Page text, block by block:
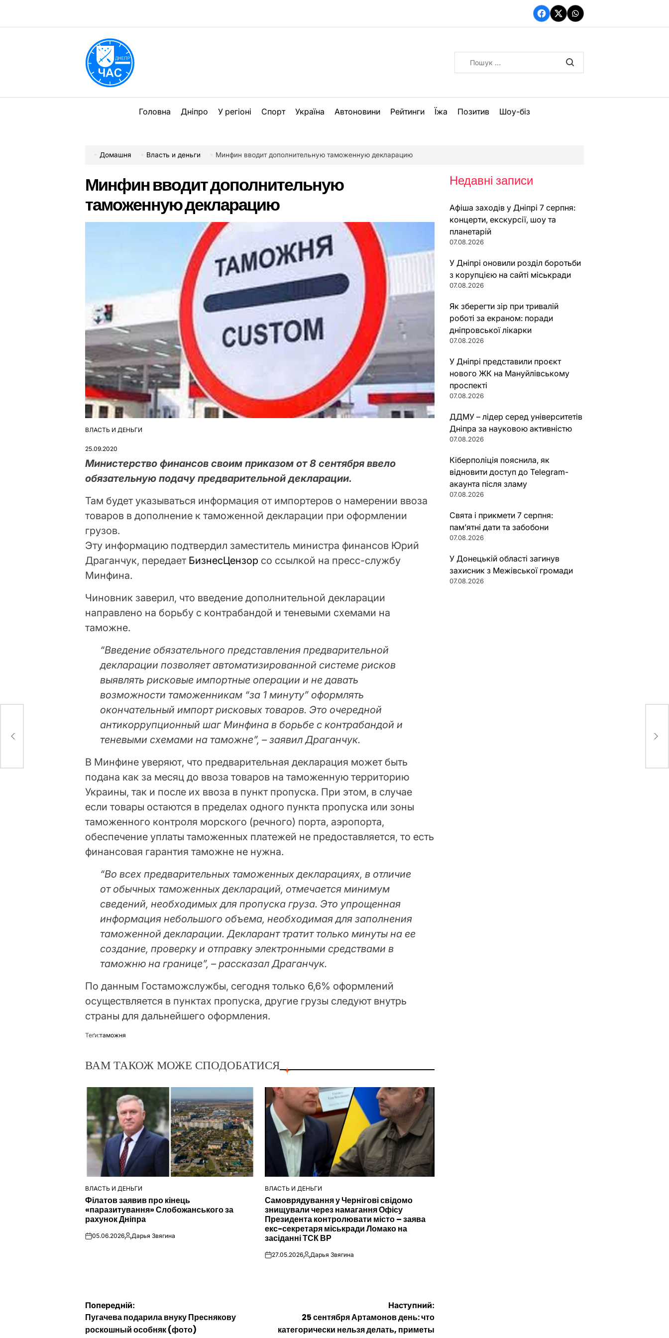
вмісту
Facebook
TwitterWhatsApp
Головна Дніпро У регіоні Спорт Україна Автоновини Рейтинги Їжа Позитив Шоу-біз
Домашня Власть и деньги Минфин вводит дополнительную таможенную декларацию
Минфин вводит дополнительную
таможенную декларацию
ОПУБЛІКУВАТИ
ВЛАСТЬ И ДЕНЬГИ
25.09.2020
Министерство финансов своим приказом от 8 сентября ввело
обязательную подачу предварительной декларации.
Там будет указываться информация от импортеров о намерении ввоза
товаров в дополнение к таможенной декларации при оформлении
грузов.
Эту информацию подтвердил заместитель министра финансов Юрий
Драганчук, передает БизнесЦензор со ссылкой на пресс-службу
Минфина.
Чиновник заверил, что введение дополнительной декларации
направлено на борьбу с контрабандой и теневыми схемами на
таможне.
“Введение обязательного представления предварительной
декларации позволяет автоматизированной системе рисков
выявлять рисковые импортные операции и не давать
возможности таможенникам “за 1 минуту” оформлять
окончательный импорт рисковых товаров. Это очередной
антикоррупционный шаг Минфина в борьбе с контрабандой и
теневыми схемами на таможне”, – заявил Драганчук.
В Минфине уверяют, что предварительная декларация может быть
подана как за месяц до ввоза товаров на таможенную территорию
Украины, так и после их ввоза в пункт пропуска. При этом, в случае
если товары остаются в пределах одного пункта пропуска или зоны
таможенного контроля морского (речного) порта, аэропорта,
обеспечение уплаты таможенных платежей не предоставляется, то есть
финансовая гарантия таможне не нужна.
“Во всех предварительных таможенных декларациях, в отличие
от обычных таможенных деклараций, отмечается минимум
сведений, необходимых для пропуска груза. Это упрощенная
информация небольшого объема, необходимая для заполнения
таможенной декларации. Декларант тратит только минуты на ее
создание, проверку и отправку электронными средствами в
таможню на границе”, – рассказал Драганчук.
По данным Гостаможслужбы, сегодня только 6,6% оформлений
осуществляется в пунктах пропуска, другие грузы следуют внутрь
страны для дальнейшего оформления.
Теґи:таможня
ВАМ ТАКОЖ МОЖЕ СПОДОБАТИСЯ
ОПУБЛІКУВАТИ
У
ВЛАСТЬ И ДЕНЬГИ
Філатов заявив про кінець
«паразитування» Слобожанського за
рахунок Дніпра
on05.06.2026Опубліковано
Дарья Звягина
ОПУБЛІКУВАТИ
У
ВЛАСТЬ И ДЕНЬГИ
Самоврядування у Чернігові свідомо
знищували через намагання Офісу
Президента контролювати місто – заява
екс-секретаря міськради Ломако на
засіданні ТСК ВР
on27.05.2026Опубліковано
Дарья Звягина
Навігація
записів
Попередній:
Пугачева подарила внуку Преснякову
роскошный особняк (фото)
Наступний:
25 сентября Артамонов день: что
категорически нельзя делать, приметы
Недавні записи
Афіша заходів у Дніпрі 7 серпня:
концерти, екскурсії, шоу та
планетарій
07.08.2026
У Дніпрі оновили розділ боротьби
з корупцією на сайті міськради
07.08.2026
Як зберегти зір при тривалій
роботі за екраном: поради
дніпровської лікарки
07.08.2026
У Дніпрі представили проєкт
нового ЖК на Мануйлівському
проспекті
07.08.2026
ДДМУ – лідер серед університетів
Дніпра за науковою активністю
07.08.2026
Кіберполіція пояснила, як
відновити доступ до Telegram-
акаунта після зламу
07.08.2026
Свята і прикмети 7 серпня:
пам’ятні дати та забобони
07.08.2026
У Донецькій області загинув
захисник з Межівської громади
07.08.2026